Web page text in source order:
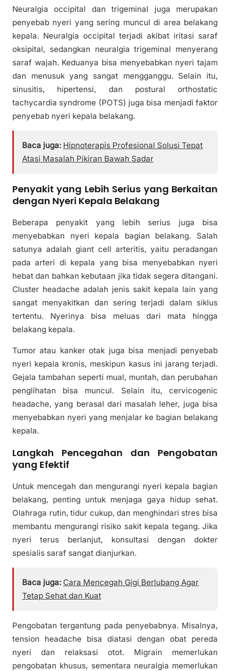
Neuralgia occipital dan trigeminal juga merupakan
penyebab nyeri yang sering muncul di area belakang
kepala. Neuralgia occipital terjadi akibat iritasi saraf
oksipital, sedangkan neuralgia trigeminal menyerang
saraf wajah. Keduanya bisa menyebabkan nyeri tajam
dan menusuk yang sangat mengganggu. Selain itu,
sinusitis, hipertensi, dan postural orthostatic
tachycardia syndrome (POTS) juga bisa menjadi faktor
penyebab nyeri kepala belakang.
Baca juga: Hipnoterapis Profesional Solusi Tepat
Atasi Masalah Pikiran Bawah Sadar
Penyakit yang Lebih Serius yang Berkaitan
dengan Nyeri Kepala Belakang
Beberapa penyakit yang lebih serius juga bisa
menyebabkan nyeri kepala bagian belakang. Salah
satunya adalah giant cell arteritis, yaitu peradangan
pada arteri di kepala yang bisa menyebabkan nyeri
hebat dan bahkan kebutaan jika tidak segera ditangani.
Cluster headache adalah jenis sakit kepala lain yang
sangat menyakitkan dan sering terjadi dalam siklus
tertentu. Nyerinya bisa meluas dari mata hingga
belakang kepala.
Tumor atau kanker otak juga bisa menjadi penyebab
nyeri kepala kronis, meskipun kasus ini jarang terjadi.
Gejala tambahan seperti mual, muntah, dan perubahan
penglihatan bisa muncul. Selain itu, cervicogenic
headache, yang berasal dari masalah leher, juga bisa
menyebabkan nyeri yang menjalar ke bagian belakang
kepala.
Langkah Pencegahan dan Pengobatan
yang Efektif
Untuk mencegah dan mengurangi nyeri kepala bagian
belakang, penting untuk menjaga gaya hidup sehat.
Olahraga rutin, tidur cukup, dan menghindari stres bisa
membantu mengurangi risiko sakit kepala tegang. Jika
nyeri terus berlanjut, konsultasi dengan dokter
spesialis saraf sangat dianjurkan.
Baca juga: Cara Mencegah Gigi Berlubang Agar
Tetap Sehat dan Kuat
Pengobatan tergantung pada penyebabnya. Misalnya,
tension headache bisa diatasi dengan obat pereda
nyeri dan relaksasi otot. Migrain memerlukan
pengobatan khusus, sementara neuralgia memerlukan